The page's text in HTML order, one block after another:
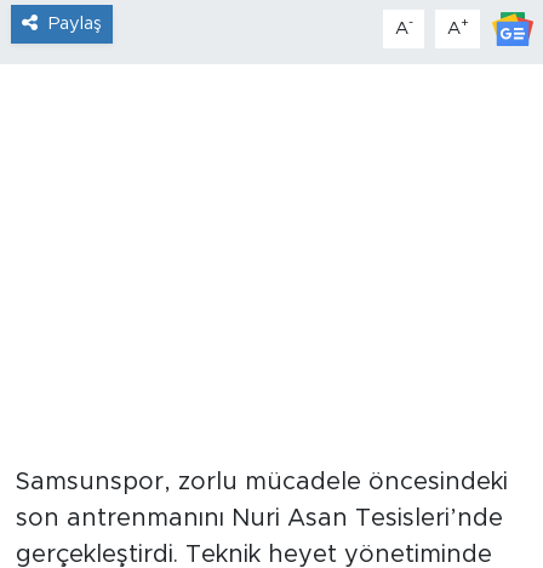
Paylaş A- A+
Samsunspor, zorlu mücadele öncesindeki
son antrenmanını Nuri Asan Tesisleri’nde
gerçekleştirdi. Teknik heyet yönetiminde